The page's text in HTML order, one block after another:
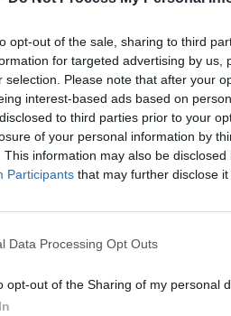
opt-out of the sale, sharing to third
for targeted advertising by us,
selection. Please note that after your
interest-based ads based on
to third parties prior to your
of your personal information by
This information may also be
Participants that may further disclose
Data Processing Opt Outs
opt-out of the Sharing of my personal
TERMOIDRAULICA DI ABELLO
0-